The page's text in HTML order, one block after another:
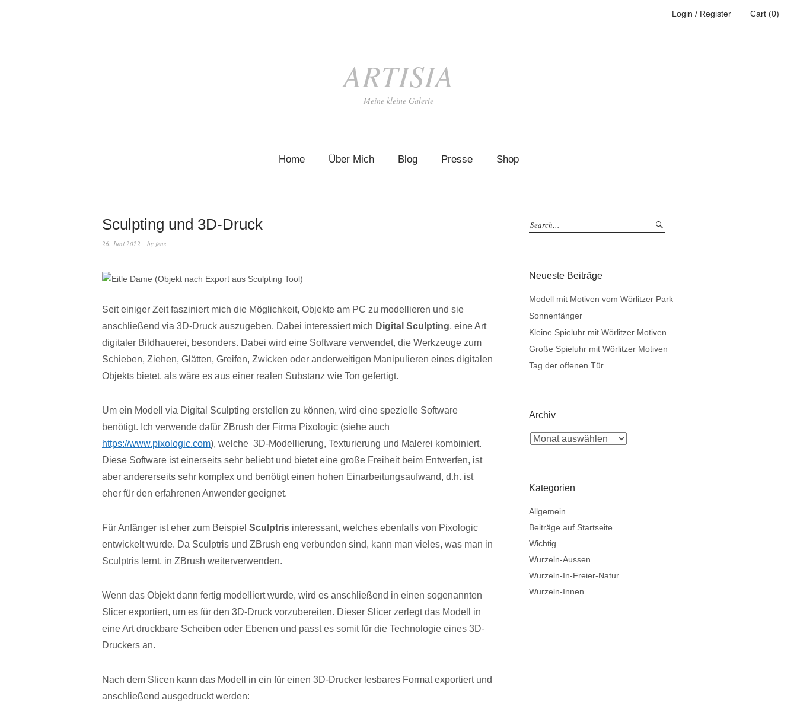
Login / Register Cart (0)
ARTISIA
Meine kleine Galerie
Home Über Mich Blog Presse Shop
Sculpting und 3D-Druck
26. Juni 2022 by jens
Seit einiger Zeit fasziniert mich die Möglichkeit, Objekte am PC zu modellieren und sie
anschließend via 3D-Druck auszugeben. Dabei interessiert mich Digital Sculpting, eine Art
digitaler Bildhauerei, besonders. Dabei wird eine Software verwendet, die Werkzeuge zum
Schieben, Ziehen, Glätten, Greifen, Zwicken oder anderweitigen Manipulieren eines digitalen
Objekts bietet, als wäre es aus einer realen Substanz wie Ton gefertigt.
Um ein Modell via Digital Sculpting erstellen zu können, wird eine spezielle Software
benötigt. Ich verwende dafür ZBrush der Firma Pixologic (siehe auch
https://www.pixologic.com), welche 3D-Modellierung, Texturierung und Malerei kombiniert.
Diese Software ist einerseits sehr beliebt und bietet eine große Freiheit beim Entwerfen, ist
aber andererseits sehr komplex und benötigt einen hohen Einarbeitungsaufwand, d.h. ist
eher für den erfahrenen Anwender geeignet.
Für Anfänger ist eher zum Beispiel Sculptris interessant, welches ebenfalls von Pixologic
entwickelt wurde. Da Sculptris und ZBrush eng verbunden sind, kann man vieles, was man in
Sculptris lernt, in ZBrush weiterverwenden.
Wenn das Objekt dann fertig modelliert wurde, wird es anschließend in einen sogenannten
Slicer exportiert, um es für den 3D-Druck vorzubereiten. Dieser Slicer zerlegt das Modell in
eine Art druckbare Scheiben oder Ebenen und passt es somit für die Technologie eines 3D-
Druckers an.
Nach dem Slicen kann das Modell in ein für einen 3D-Drucker lesbares Format exportiert und
anschließend ausgedruckt werden:
Neueste Beiträge
Modell mit Motiven vom Wörlitzer Park
Sonnenfänger
Kleine Spieluhr mit Wörlitzer Motiven
Große Spieluhr mit Wörlitzer Motiven
Tag der offenen Tür
Archiv
Kategorien
Allgemein
Beiträge auf Startseite
Wichtig
Wurzeln-Aussen
Wurzeln-In-Freier-Natur
Wurzeln-Innen